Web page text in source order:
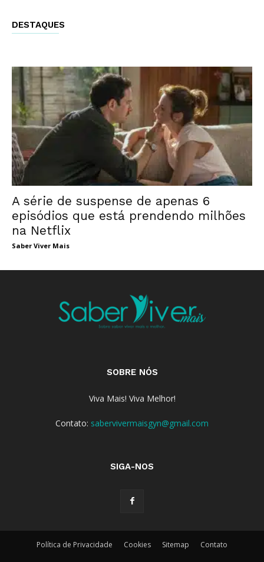
DESTAQUES
A série de suspense de apenas 6
episódios que está prendendo milhões
na Netflix
Saber Viver Mais
SOBRE NÓS
Viva Mais! Viva Melhor!
Contato: sabervivermaisgyn@gmail.com
SIGA-NOS
Política de Privacidade Cookies Sitemap Contato